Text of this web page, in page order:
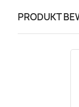
PRODUKT